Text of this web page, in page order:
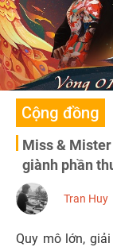
Cộng đồng
Miss &
giành phần
Tran Huy
Quy mô lớn,